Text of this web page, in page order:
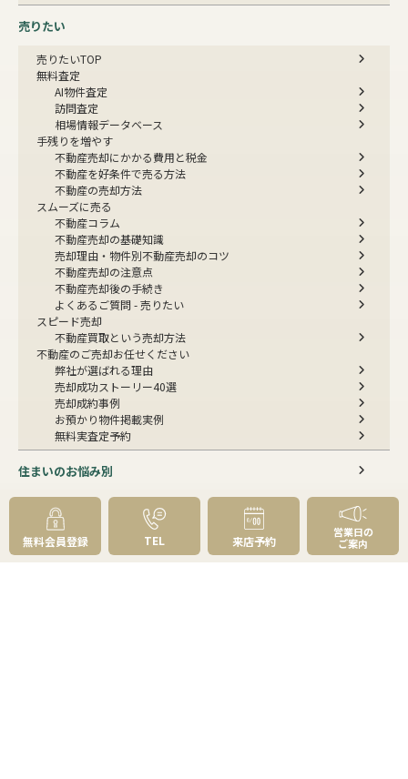
売りたい
売りたいTOP
無料査定
AI物件査定
訪問査定
相場情報データベース
手残りを増やす
不動産売却にかかる費用と税金
不動産を好条件で売る方法
不動産の売却方法
スムーズに売る
不動産コラム
不動産売却の基礎知識
売却理由・物件別不動産売却のコツ
不動産売却の注意点
不動産売却後の手続き
よくあるご質問 - 売りたい
スピード売却
不動産買取という売却方法
不動産のご売却お任せください
弊社が選ばれる理由
売却成功ストーリー40選
売却成約事例
お預かり物件掲載実例
無料実査定予約
住まいのお悩み別
会社案内
会社案内TOP
私たちについて
無料会員登録 TEL 来店予約
営業日の
ご案内